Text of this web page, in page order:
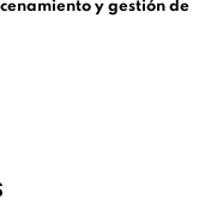
y gestión de